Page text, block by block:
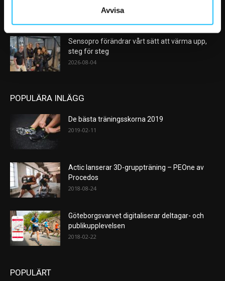
Avvisa
Sensopro förändrar vårt sätt att värma upp,
steg för steg
2026-08-04
POPULÄRA INLÄGG
De bästa träningsskorna 2019
2019-02-11
Actic lanserar 3D-gruppträning – PEOne av
Procedos
2018-08-24
Göteborgsvarvet digitaliserar deltagar- och
publikupplevelsen
2018-02-22
POPULÄRT